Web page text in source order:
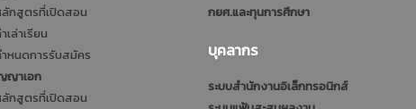
กสูตรที่เปิดสอน
เล่าเรียน
หนดการรับสมัคร
ญาเอก
กสูตรที่เปิดสอน
กยศ.และทุนการศึกษา
บุคลากร
ระบบสำนักงานอิเล็กทรอนิกส์